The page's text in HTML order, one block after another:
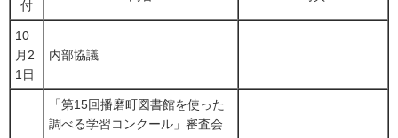
付
10
月2
1日
内部協議
「第15回播磨町図書館を使った
調べる学習コンクール」審査会